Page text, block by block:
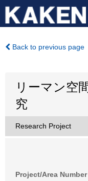
Back to previous page
リーマン空
究
Research Project
Project/Area Number